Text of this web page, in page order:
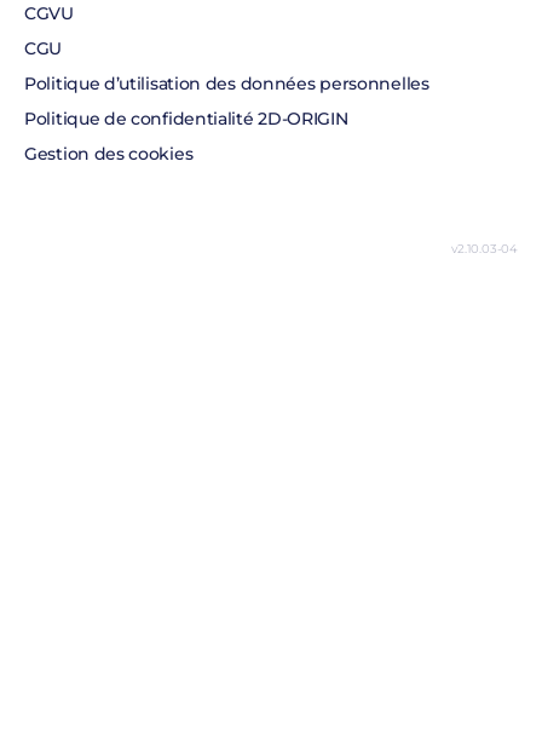
CGVU
CGU
Politique d’utilisation des données personnelles
Politique de confidentialité 2D-ORIGIN
Gestion des cookies
v2.10.03-04